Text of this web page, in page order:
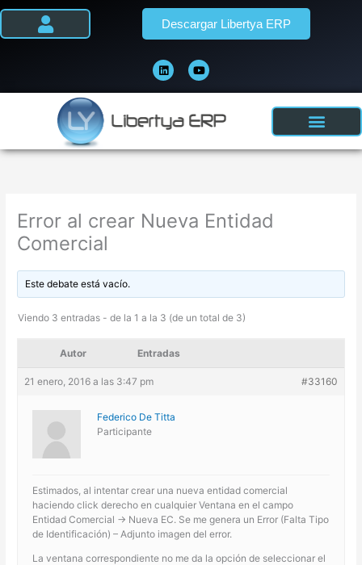
Ir
i
n
k
e
i
n
o
u
t
u
e
Descargar Libertya ERP
Error al crear Nueva Entidad
Comercial
Este debate está vacío.
Viendo 3 entradas - de la 1 a la 3 (de un total de 3)
Autor Entradas
21 enero, 2016 a las 3:47 pm #33160
Federico De Titta
Participante
Estimados, al intentar crear una nueva entidad comercial
haciendo click derecho en cualquier Ventana en el campo
Entidad Comercial -> Nueva EC. Se me genera un Error (Falta Tipo
de Identificación) – Adjunto imagen del error.
La ventana correspondiente no me da la opción de seleccionar el